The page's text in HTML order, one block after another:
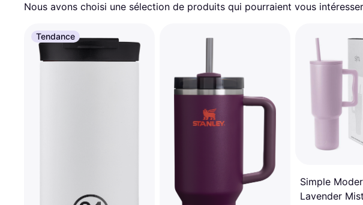
Nous avons choisi une sélection de produits qui pourraient vous
Tendance
Simple
Lavender